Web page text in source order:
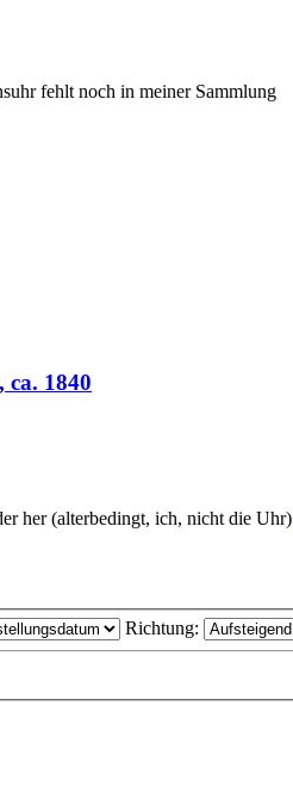
fehlt noch in meiner Sammlung
ca. 1840
her (alterbedingt, ich, nicht die Uhr)
Richtung: